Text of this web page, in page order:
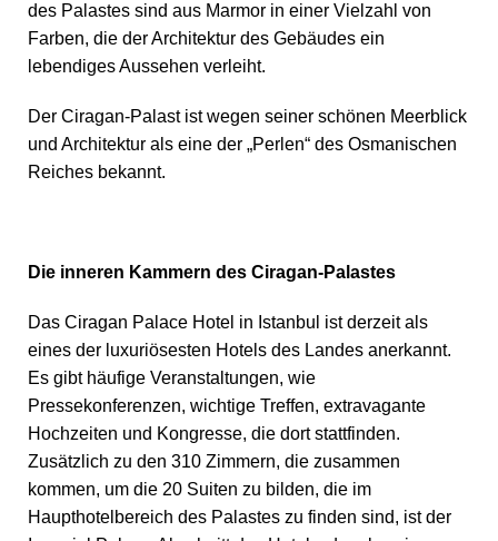
des Palastes sind aus Marmor in einer Vielzahl von
Farben, die der Architektur des Gebäudes ein
lebendiges Aussehen verleiht.
Der Ciragan-Palast ist wegen seiner schönen Meerblick
und Architektur als eine der „Perlen“ des Osmanischen
Reiches bekannt.
Die inneren Kammern des Ciragan-Palastes
Das Ciragan Palace Hotel in Istanbul ist derzeit als
eines der luxuriösesten Hotels des Landes anerkannt.
Es gibt häufige Veranstaltungen, wie
Pressekonferenzen, wichtige Treffen, extravagante
Hochzeiten und Kongresse, die dort stattfinden.
Zusätzlich zu den 310 Zimmern, die zusammen
kommen, um die 20 Suiten zu bilden, die im
Haupthotelbereich des Palastes zu finden sind, ist der